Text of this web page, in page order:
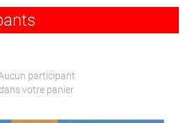
participant
dans votre panier